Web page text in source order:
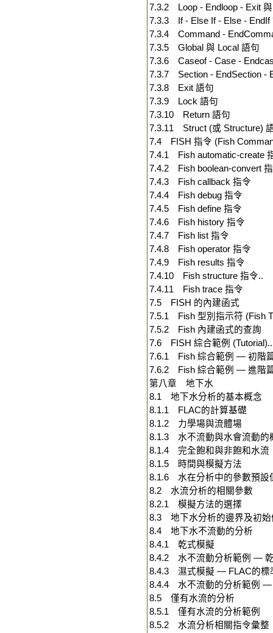
7.3.2 Loop - Endloop - Exit
7.3.3 If - Else If - Else - EndIf
7.3.4 Command -
7.3.5 Global 與 Local 語句
7.3.6 Caseof - Case -
7.3.7 Section - EndSection -
7.3.8 Exit 語句
7.3.9 Lock 語句
7.3.10 Return 語句
7.3.11 Struct (或 Structure)
7.4 FISH 指令 (Fish
7.4.1 Fish automatic-create
7.4.2 Fish boolean-convert
7.4.3 Fish callback 指令
7.4.4 Fish debug 指令
7.4.5 Fish define 指令
7.4.6 Fish history 指令
7.4.7 Fish list 指令
7.4.8 Fish operator 指令
7.4.9 Fish results 指令
7.4.10 Fish structure 指令..
7.4.11 Fish trace 指令
7.5 FISH 的內建函式
7.5.1 Fish 型別指示符 (Fish
7.5.2 Fish 內建函式的查詢
7.6 FISH 綜合範例 (Tutorial)..
7.6.1 Fish 綜合範例 — 初階
7.6.2 Fish 綜合範例 — 進階
第八章 地下水
8.1 地下水分析的基本概念
8.1.1 FLAC的計算基礎
8.1.2 力學場與流體場
8.1.3 水不流動與水會流動的
8.1.4 完全飽和與非飽和水流
8.1.5 時間與模擬方法
8.1.6 水在分析中的參數預設
8.2 水流分析的相關參數
8.2.1 模擬方法的選擇
8.3 地下水分析的邊界及初始
8.4 地下水不流動的分析
8.4.1 乾式模擬
8.4.2 水不流動分析範例 —
8.4.3 濕式模擬 — FLAC的標
8.4.4 水不流動的分析範例 —
8.5 僅有水流的分析
8.5.1 僅有水流的分析範例
8.5.2 水流分析相關指令彙整